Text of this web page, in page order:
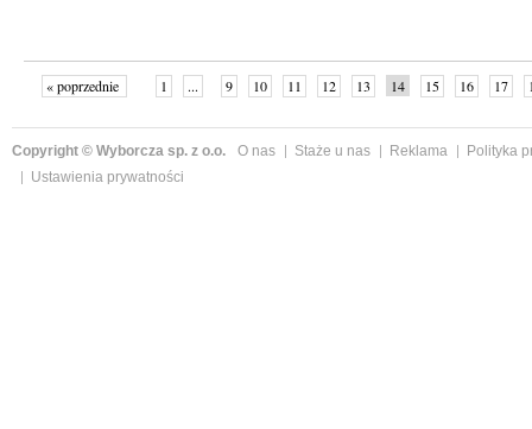
« poprzednie 1 ... 9 10 11 12 13 14 15 16 17
Copyright © Wyborcza sp. z o.o. O nas Staże u nas Reklama
Polityka
Ustawienia prywatności